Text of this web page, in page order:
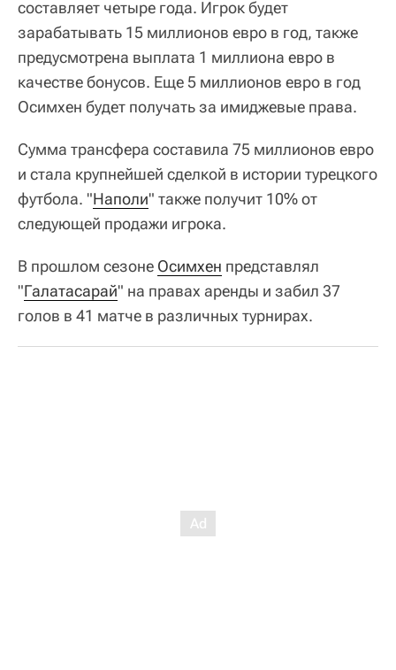
составляет четыре года. Игрок будет
зарабатывать 15 миллионов евро в год, также
предусмотрена выплата 1 миллиона евро в
качестве бонусов. Еще 5 миллионов евро в год
Осимхен будет получать за имиджевые права.
Сумма трансфера составила 75 миллионов евро
и стала крупнейшей сделкой в истории турецкого
футбола. "Наполи" также получит 10% от
следующей продажи игрока.
В прошлом сезоне Осимхен представлял
"Галатасарай" на правах аренды и забил 37
голов в 41 матче в различных турнирах.